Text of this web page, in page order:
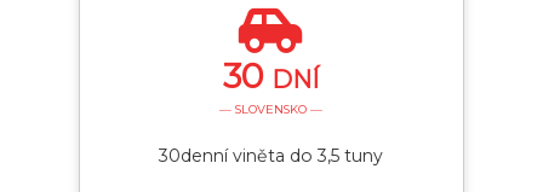
30 DNÍ
— SLOVENSKO —
30denní viněta do 3,5 tuny